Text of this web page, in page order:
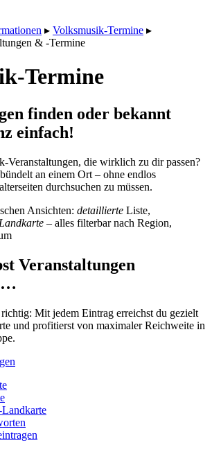
▸ Volksmusik-Termine ▸
& -Termine
Termine
finden oder bekannt
einfach!
Veranstaltungen, die wirklich zu dir passen?
an einem Ort – ohne endlos
durchsuchen zu müssen.
Ansichten: detaillierte Liste,
Landkarte – alles filterbar nach Region,
Veranstaltungen
…
Mit jedem Eintrag erreichst du gezielt
und profitierst von maximaler Reichweite in
Landkarte